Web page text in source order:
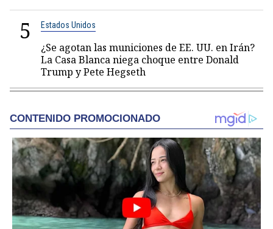
5 Estados Unidos
¿Se agotan las municiones de EE. UU. en Irán?
La Casa Blanca niega choque entre Donald
Trump y Pete Hegseth